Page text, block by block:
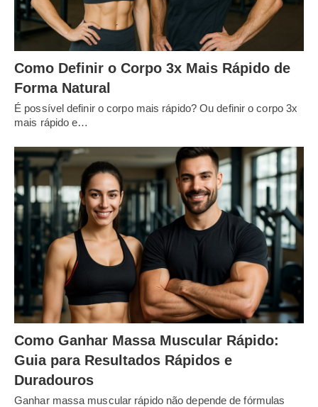
Como Definir o Corpo 3x Mais Rápido de
Forma Natural
É possível definir o corpo mais rápido? Ou definir o corpo 3x
mais rápido e…
Como Ganhar Massa Muscular Rápido:
Guia para Resultados Rápidos e
Duradouros
Ganhar massa muscular rápido não depende de fórmulas